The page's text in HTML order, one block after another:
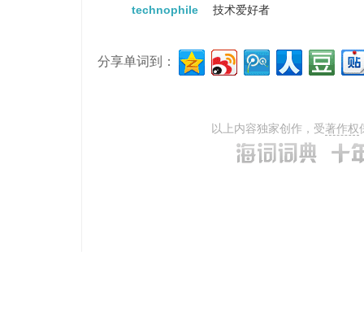
technophile
技术爱好者
分享单词到：
以上内容独家创作，受著作权